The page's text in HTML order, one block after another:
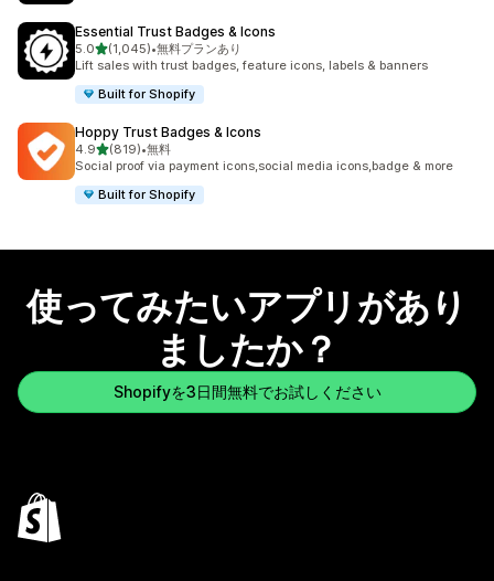
Essential Trust Badges & Icons
5.05つ星中
(1,045)
合計レビュー数：1045件
•無料プランあり
Lift sales with trust badges, feature icons, labels & banners
Built for Shopify
Hoppy Trust Badges & Icons
4.95つ星中
(819)
合計レビュー数：819件
•無料
Social proof via payment icons,social media icons,badge & more
Built for Shopify
使ってみたいアプリがあり
ましたか？
Shopifyを3日間無料でお試しください